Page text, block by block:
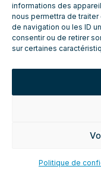
informations des
nous permettra de
de navigation ou les ID
consentir ou de retirer
sur certaines
Politique de